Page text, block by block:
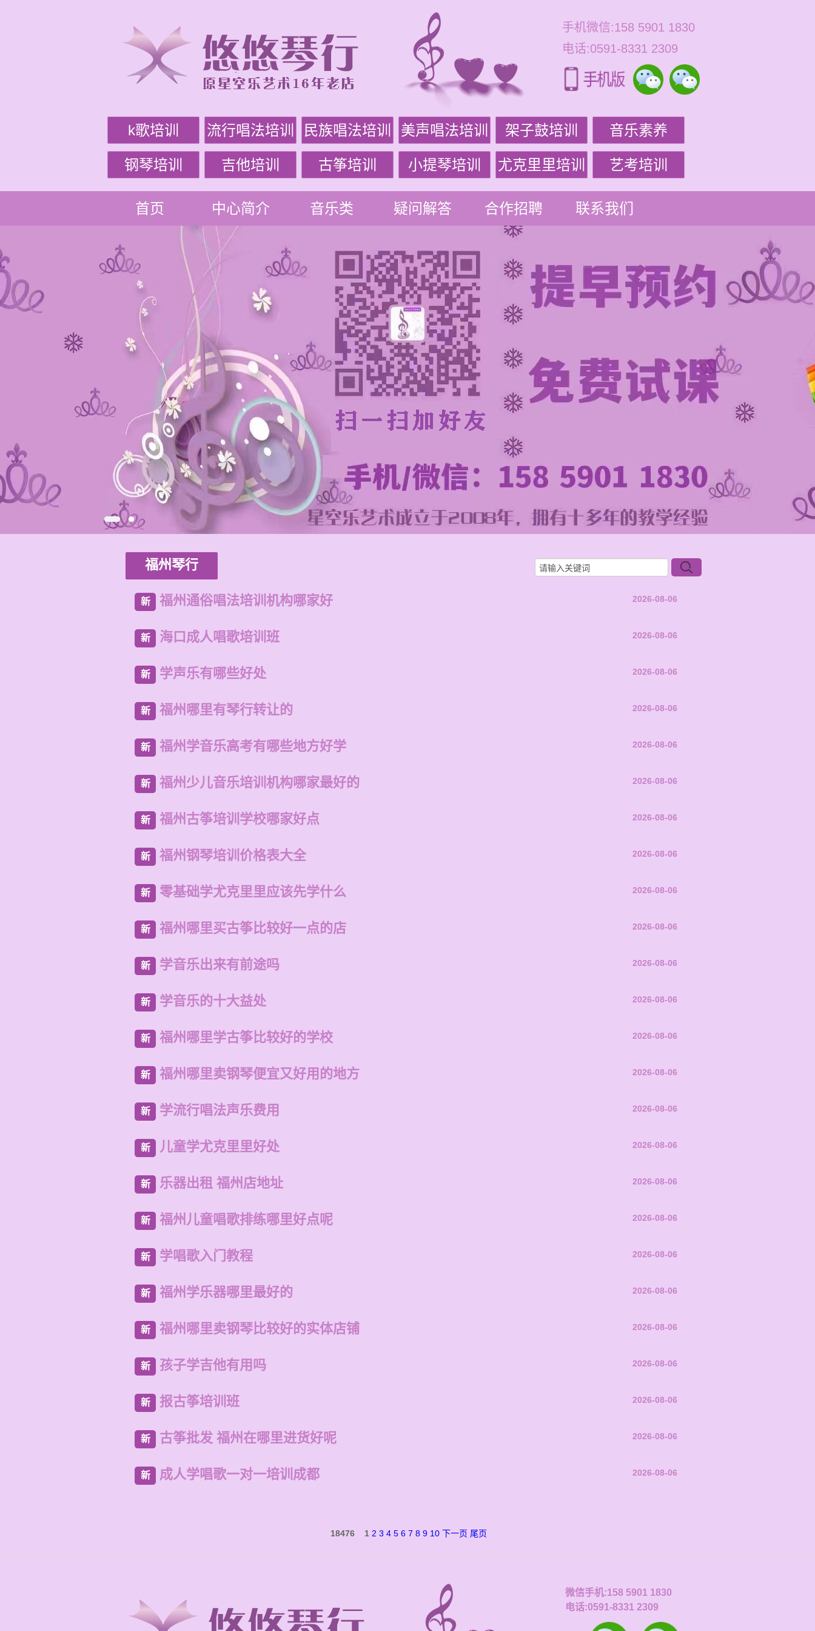
手机微信:158 5901 1830
电话:0591-8331 2309
k歌培训 流行唱法培训 民族唱法培训 美声唱法培训 架子鼓培训 音乐素养
钢琴培训 吉他培训 古筝培训 小提琴培训 尤克里里培训 艺考培训
首页 中心简介 音乐类 疑问解答 合作招聘 联系我们
福州琴行
新 福州通俗唱法培训机构哪家好 2026-08-06
新 海口成人唱歌培训班 2026-08-06
新 学声乐有哪些好处 2026-08-06
新 福州哪里有琴行转让的 2026-08-06
新 福州学音乐高考有哪些地方好学 2026-08-06
新 福州少儿音乐培训机构哪家最好的 2026-08-06
新 福州古筝培训学校哪家好点 2026-08-06
新 福州钢琴培训价格表大全 2026-08-06
新 零基础学尤克里里应该先学什么 2026-08-06
新 福州哪里买古筝比较好一点的店 2026-08-06
新 学音乐出来有前途吗 2026-08-06
新 学音乐的十大益处 2026-08-06
新 福州哪里学古筝比较好的学校 2026-08-06
新 福州哪里卖钢琴便宜又好用的地方 2026-08-06
新 学流行唱法声乐费用 2026-08-06
新 儿童学尤克里里好处 2026-08-06
新 乐器出租 福州店地址 2026-08-06
新 福州儿童唱歌排练哪里好点呢 2026-08-06
新 学唱歌入门教程 2026-08-06
新 福州学乐器哪里最好的 2026-08-06
新 福州哪里卖钢琴比较好的实体店铺 2026-08-06
新 孩子学吉他有用吗 2026-08-06
新 报古筝培训班 2026-08-06
新 古筝批发 福州在哪里进货好呢 2026-08-06
新 成人学唱歌一对一培训成都 2026-08-06
18476 1 2 3 4 5 6 7 8 9 10 下一页 尾页
微信手机:158 5901 1830
电话:0591-8331 2309